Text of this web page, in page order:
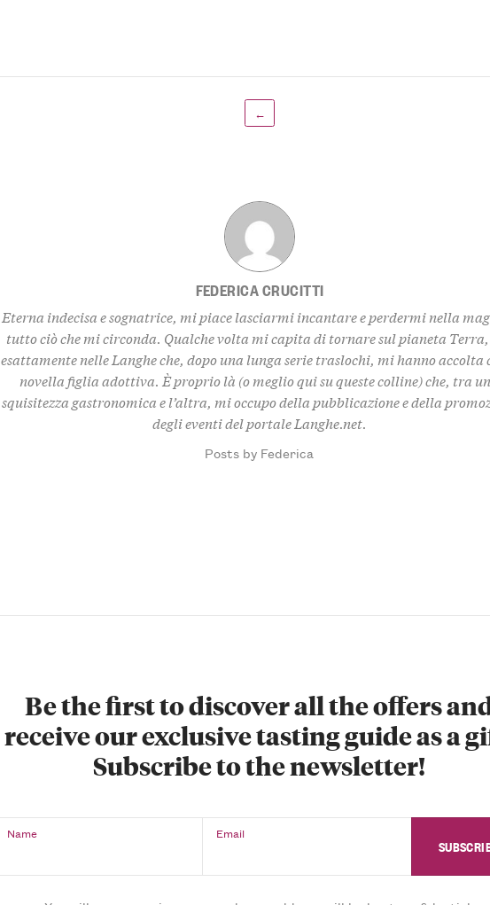
←
FEDERICA CRUCITTI
Eterna indecisa e sognatrice, mi piace lasciarmi incantare e perdermi nella
tutto ciò che mi circonda. Qualche volta mi capita di tornare sul pianeta
esattamente nelle Langhe che, dopo una lunga serie traslochi, mi hanno accolta
novella figlia adottiva. È proprio là (o meglio qui su queste colline) che, tra
squisitezza gastronomica e l’altra, mi occupo della pubblicazione e della
degli eventi del portale Langhe.net.
Posts by Federica
Be the first to discover all the offers
receive our exclusive tasting guide as a
Subscribe to the newsletter!
Name Email